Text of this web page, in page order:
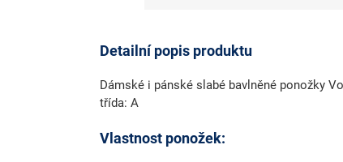
Detailní popis produktu
Dámské i pánské slabé bavlněné ponožky
třída: A
Vlastnost ponožek: